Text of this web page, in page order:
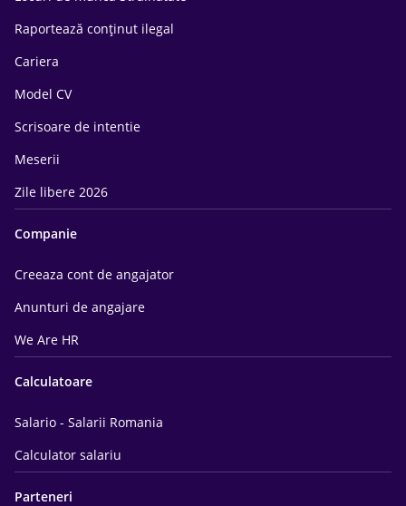
Raportează conținut ilegal
Cariera
Model CV
Scrisoare de intentie
Meserii
Zile libere 2026
Companie
Creeaza cont de angajator
Anunturi de angajare
We Are HR
Calculatoare
Salario - Salarii Romania
Calculator salariu
Parteneri